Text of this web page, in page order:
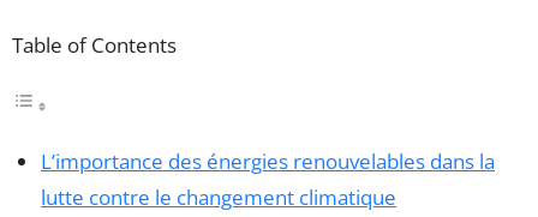
Table of Contents
L’importance des énergies renouvelables dans la
lutte contre le changement climatique